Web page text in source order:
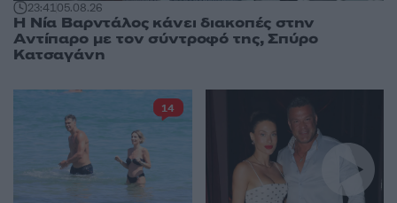
23:4105.08.26
Η Νία Βαρντάλος κάνει διακοπές στην
Αντίπαρο με τον σύντροφό της, Σπύρο
Κατσαγάνη
14